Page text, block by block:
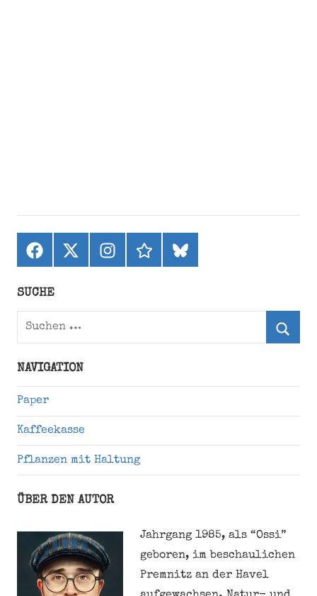
Facebook
X
(ehemals
Instagramthreadsbluesky
SUCHE
Suchen
NAVIGATION
Paper
Kaffeekasse
Pflanzen mit Haltung
ÜBER DEN AUTOR
Jahrgang 1985, als “Ossi”
geboren, im beschaulichen
Premnitz an der Havel